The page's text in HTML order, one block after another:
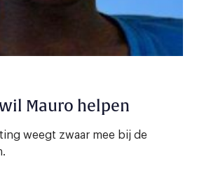
Mauro helpen
weegt zwaar mee bij de